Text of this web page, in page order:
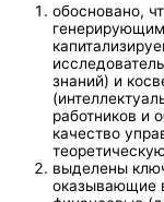
обосновано,
знаний) и
работников и
качество
выделены
оказывающие